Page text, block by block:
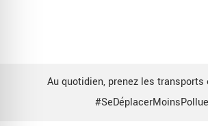
Au quotidien, prenez les transports